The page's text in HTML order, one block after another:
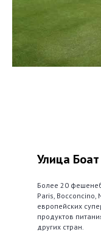
Улица
Более 20
Paris, Bocconcino,
европейских
продуктов
других стран.